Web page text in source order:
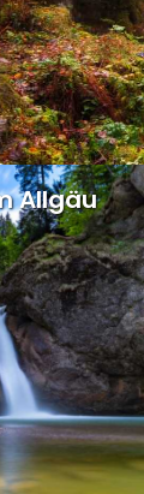
Allgäu